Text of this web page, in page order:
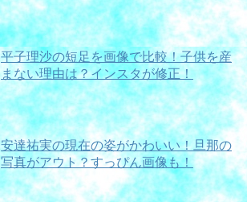
平子理沙の短足を画像で比較！子供を産
まない理由は？インスタが修正！
安達祐実の現在の姿がかわいい！旦那の
写真がアウト？すっぴん画像も！